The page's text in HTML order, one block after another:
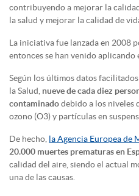
contribuyendo a mejorar la
la salud y mejorar la calidad de
La iniciativa fue lanzada en 2008
entonces se han venido aplicando
Según los últimos datos
la Salud, nueve de cada diez
contaminadodebido a los niveles
ozono (O3) y partículas en
De hecho, la Agencia Europea de
20.000 muertes prematuras en
calidad del aire, siendo el actual
una de las causas.